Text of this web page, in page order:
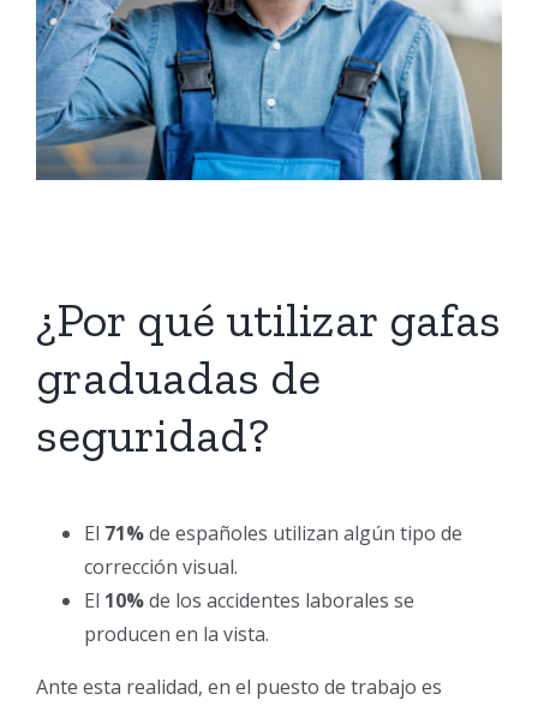
¿Por qué utilizar gafas
graduadas de
seguridad?
El 71%de españoles utilizan algún tipo de
corrección visual.
El 10%de los accidentes laborales se
producen en la vista.
Ante esta realidad, en el puesto de trabajo es